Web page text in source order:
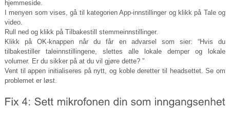
hjemmeside.
I menyen som vises, gå til kategorien App-innstillinger og klikk på Tale og
video.
Rull ned og klikk på Tilbakestill stemmeinnstillinger.
Klikk på OK-knappen når du får en advarsel som sier: “Hvis du
tilbakestiller taleinnstillingene, slettes alle lokale demper og lokale
volumer. Er du sikker på at du vil gjøre dette? ”
Vent til appen initialiseres på nytt, og koble deretter til headsettet. Se om
problemet er løst.